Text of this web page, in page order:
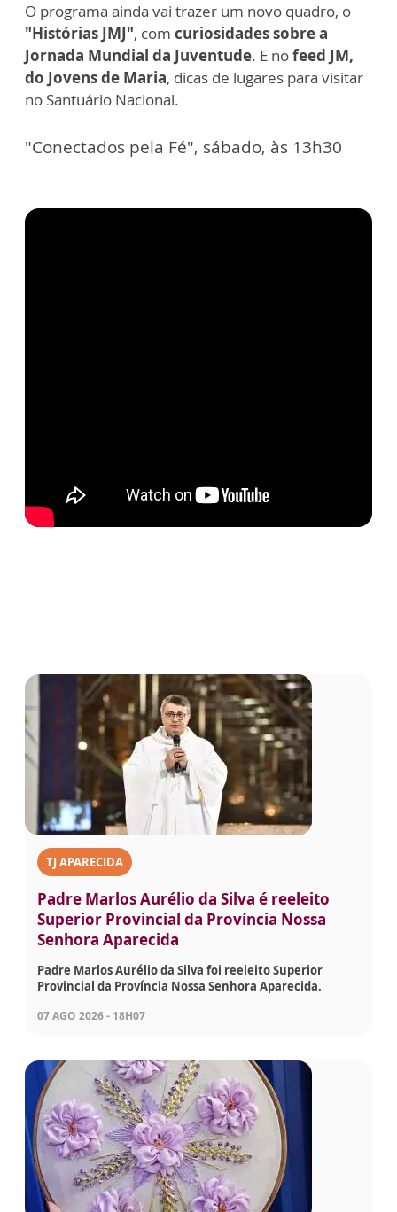
O programa ainda vai trazer um novo quadro, o
"Histórias JMJ", com curiosidades sobre a
Jornada Mundial da Juventude. E nofeed JM,
do Jovens de Maria, dicas de lugares para visitar
no Santuário Nacional.
"Conectados pela Fé", sábado, às 13h30
TJ APARECIDA
Padre Marlos Aurélio da Silva é reeleito
Superior Provincial da Província Nossa
Senhora Aparecida
Padre Marlos Aurélio da Silva foi reeleito Superior
Provincial da Província Nossa Senhora Aparecida.
07 AGO 2026 - 18H07